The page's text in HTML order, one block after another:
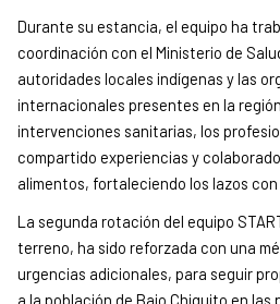
Durante su estancia, el equipo ha
coordinación con el Ministerio de
autoridades locales indígenas y las
internacionales presentes en la
intervenciones sanitarias, los
compartido experiencias y
alimentos, fortaleciendo los lazos con
La segunda rotación del equipo
terreno, ha sido reforzada con una
urgencias adicionales, para seguir
a la población de Bajo Chiquito en las